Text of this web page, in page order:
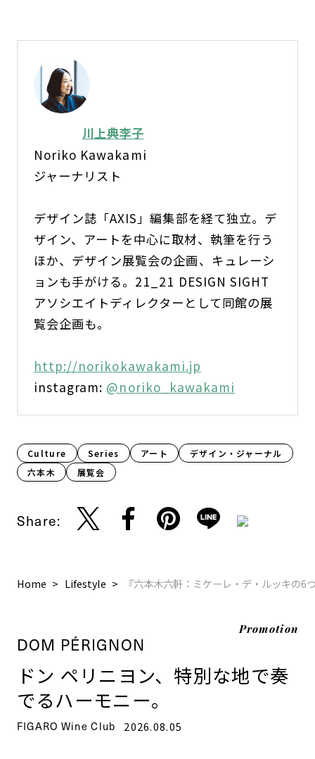
川上典李子
Noriko Kawakami
ジャーナリスト
デザイン誌「AXIS」編集部を経て独立。デ
ザイン、アートを中心に取材、執筆を行う
ほか、デザイン展覧会の企画、キュレーシ
ョンも手がける。21_21 DESIGN SIGHT
アソシエイトディレクターとして同館の展
覧会企画も。
http://norikokawakami.jp
instagram: @noriko_kawakami
Culture​ Series アート
デザイン・ジャーナル
六本木
展覧会
Share:
Home Lifestyle 『六本木六軒：ミケーレ・デ・ルッキの6
Promotion
DOM PÉRIGNON
ドン ペリニヨン、特別な地で奏
でるハーモニー。
FIGARO Wine Club 2026.08.05